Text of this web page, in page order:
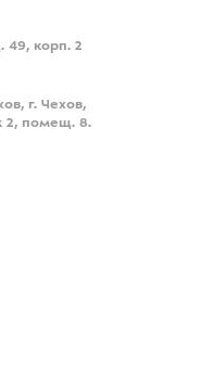
49, корп. 2
г. Чехов,
2, помещ. 8.